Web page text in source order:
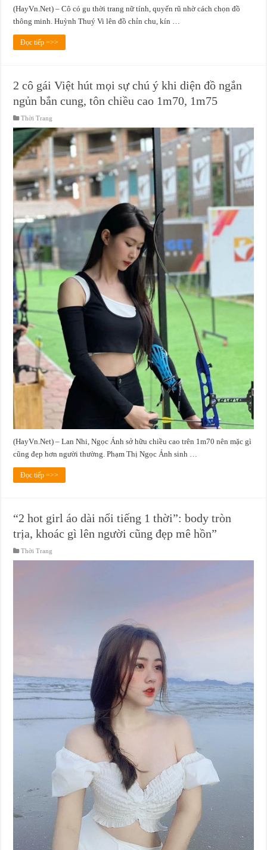
(HayVn.Net) – Cô có gu thời trang nữ tính, quyến rũ nhờ cách chọn đồ
thông minh. Huỳnh Thuý Vi lên đồ chỉn chu, kín …
Đọc tiếp =>>
2 cô gái Việt hút mọi sự chú ý khi diện đồ ngắn
ngủn bắn cung, tôn chiều cao 1m70, 1m75
Thời Trang
(HayVn.Net) – Lan Nhi, Ngọc Ánh sở hữu chiều cao trên 1m70 nên mặc gì
cũng đẹp hơn người thường. Phạm Thị Ngọc Ánh sinh …
Đọc tiếp =>>
“2 hot girl áo dài nổi tiếng 1 thời”: body tròn
trịa, khoác gì lên người cũng đẹp mê hồn”
Thời Trang